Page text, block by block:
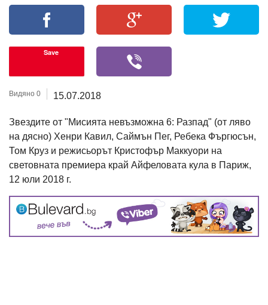
Save
Видяно 0 15.07.2018
Звездите от "Мисията невъзможна 6: Разпад" (от ляво
на дясно) Хенри Кавил, Саймън Пег, Ребека Фъргюсън,
Том Круз и режисьорът Кристофър Маккуори на
световната премиера край Айфеловата кула в Париж,
12 юли 2018 г.